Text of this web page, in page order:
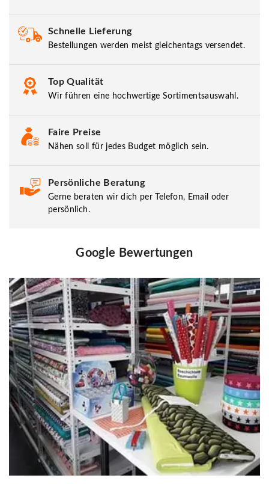
Schnelle Lieferung
Bestellungen werden meist gleichentags versendet.
Top Qualität
Wir führen eine hochwertige Sortimentsauswahl.
Faire Preise
Nähen soll für jedes Budget möglich sein.
Persönliche Beratung
Gerne beraten wir dich per Telefon, Email oder
persönlich.
Google Bewertungen